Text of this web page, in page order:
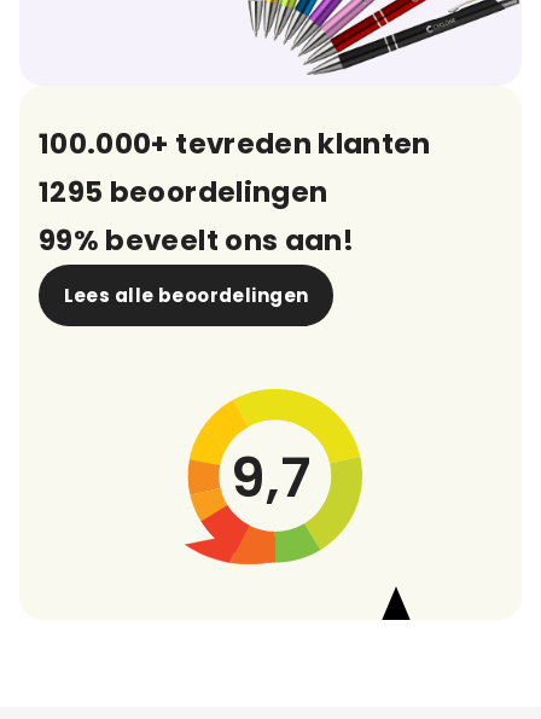
100.000+ tevreden klanten
1295 beoordelingen
99% beveelt ons aan!
Lees alle beoordelingen
9,7